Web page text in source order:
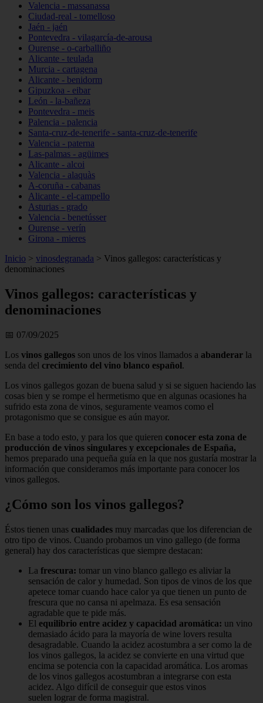
Valencia - massanassa
Ciudad-real - tomelloso
Jaén - jaén
Pontevedra - vilagarcía-de-arousa
Ourense - o-carballiño
Alicante - teulada
Murcia - cartagena
Alicante - benidorm
Gipuzkoa - eibar
León - la-bañeza
Pontevedra - meis
Palencia - palencia
Santa-cruz-de-tenerife - santa-cruz-de-tenerife
Valencia - paterna
Las-palmas - agüimes
Alicante - alcoi
Valencia - alaquàs
A-coruña - cabanas
Alicante - el-campello
Asturias - grado
Valencia - benetússer
Ourense - verín
Girona - mieres
Inicio > vinosdegranada > Vinos gallegos: características y
denominaciones
Vinos gallegos: características y
denominaciones
📅 07/09/2025
Los vinos gallegos son unos de los vinos llamados a abanderar la
senda del crecimiento del vino blanco español.
Los vinos gallegos gozan de buena salud y si se siguen haciendo las
cosas bien y se rompe el hermetismo que en algunas ocasiones ha
sufrido esta zona de vinos, seguramente veamos como el
protagonismo que se consigue es aún mayor.
En base a todo esto, y para los que quieren conocer esta zona de
producción de vinos singulares y excepcionales de España,
hemos preparado una pequeña guía en la que nos gustaría mostrar la
información que consideramos más importante para conocer los
vinos gallegos.
¿Cómo son los vinos gallegos?
Éstos tienen unas cualidades muy marcadas que los diferencian de
otro tipo de vinos. Cuando probamos un vino gallego (de forma
general) hay dos características que siempre destacan:
La frescura: tomar un vino blanco gallego es aliviar la
sensación de calor y humedad. Son tipos de vinos de los que
apetece tomar cuando hace calor ya que tienen un punto de
frescura que no cansa ni apelmaza. Es esa sensación
agradable que te pide más.
El equilibrio entre acidez y capacidad aromática: un vino
demasiado ácido para la mayoría de wine lovers resulta
desagradable. Cuando la acidez acostumbra a ser como la de
los vinos gallegos, la acidez se convierte en una virtud que
encima se potencia con la capacidad aromática. Los aromas
de los vinos gallegos acostumbran a integrarse con esta
acidez. Algo difícil de conseguir que estos vinos
suelen lograr de forma magistral.